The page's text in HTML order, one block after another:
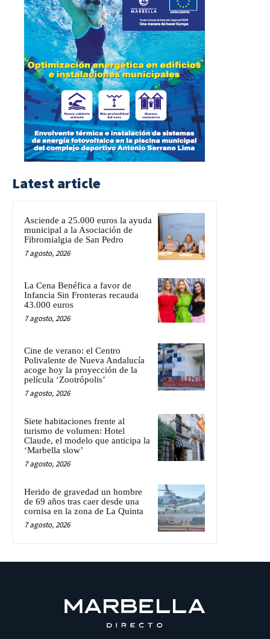
Latest article
Asciende a 25.000 euros la ayuda
municipal a la Asociación de
Fibromialgia de San Pedro
7 agosto, 2026
La Cena Benéfica a favor de
Infancia Sin Fronteras recauda
43.000 euros
7 agosto, 2026
Cine de verano: el Centro
Polivalente de Nueva Andalucía
acoge hoy la proyección de la
película ‘Zootrópolis’
7 agosto, 2026
Siete habitaciones frente al
turismo de volumen: Hotel
Claude, el modelo que anticipa la
‘Marbella slow’
7 agosto, 2026
Herido de gravedad un hombre
de 69 años tras caer desde una
cornisa en la zona de La Quinta
7 agosto, 2026